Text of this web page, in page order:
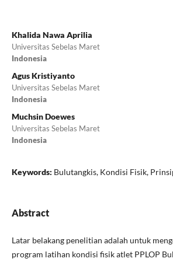
Khalida Nawa Aprilia
Universitas Sebelas Maret
Indonesia
Agus Kristiyanto
Universitas Sebelas Maret
Indonesia
Muchsin Doewes
Universitas Sebelas Maret
Indonesia
Keywords: Bulutangkis, Kondisi Fisik,
Abstract
Latar belakang penelitian adalah untuk
program latihan kondisi fisik atlet PPLOP